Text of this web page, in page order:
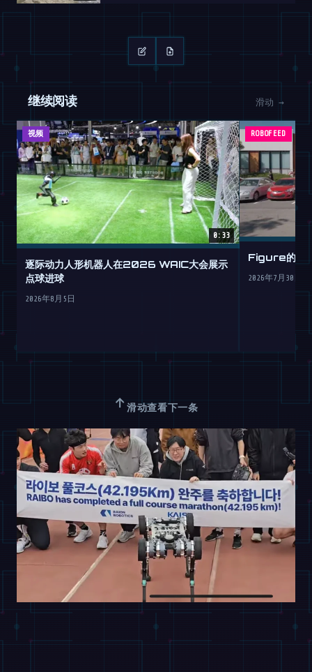
继续阅读 滑动 →
视频
0:33
逐际动力人形机器人在2026 WAIC大会展示
点球进球
2026年8月5日
ROBOFEED
Figure的人
2026年7月30日
↑滑动查看下一条